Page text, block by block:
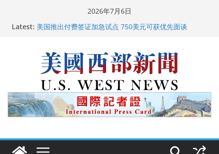
2026年7月6日
Latest: 美国推出付费签证加急试点 750美元可获优先面谈
美国最高法院维持“出生公民权” : 出生在美国就是美国
人！
中国驻美国大使谢锋邀请美国老教师罗纳德·萨科尔斯基
再次访华
广州市沉香协会会长周天明：让沉香有序走向世界